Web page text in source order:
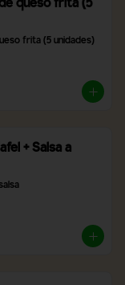
queso frita (5
frita (5 unidades)
+ Salsa a